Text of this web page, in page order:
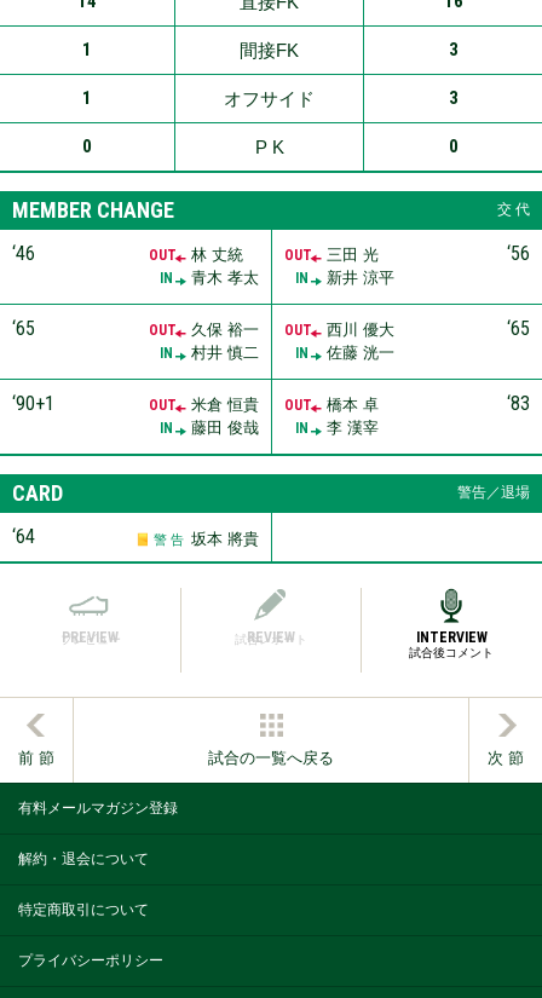
1 間接FK 3
1 オフサイド 3
0 P K 0
MEMBER CHANGE 交 代
‘46 OUT 林 丈統
IN 青木 孝太
‘56
OUT 三田 光
IN 新井 涼平
‘65 OUT 久保 裕一
IN 村井 慎二
‘65
OUT 西川 優大
IN 佐藤 洸一
‘90+1 OUT 米倉 恒貴
IN 藤田 俊哉
‘83
OUT 橋本 卓
IN 李 漢宰
CARD 警告／退場
‘64 警 告 坂本 將貴
PREVIEW
プレビュー REVIEW
試合レポート INTERVIEW
試合後コメント
前 節 試合の一覧へ戻る 次 節
有料メールマガジン登録
解約・退会について
特定商取引について
プライバシーポリシー